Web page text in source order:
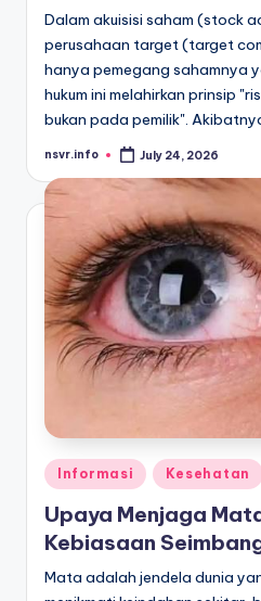
Dalam akuisisi saham (stock
perusahaan target (target
hanya pemegang sahamnya
hukum ini melahirkan prinsip
bukan pada pemilik".
Posted
nsvr.info July 24, 2026
Posted
in
Informasi Kesehatan
Upaya Menjaga
Kebiasaan
Mata adalah jendela dunia